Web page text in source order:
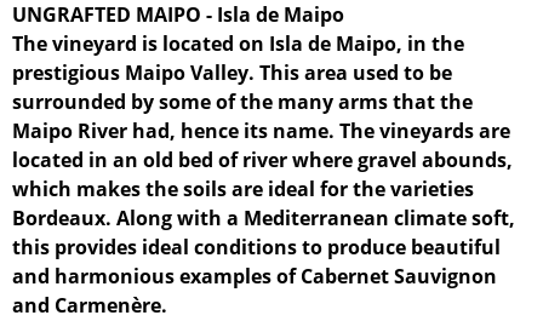
UNGRAFTED MAIPO - Isla de Maipo
The vineyard is located on Isla de Maipo, in the
prestigious Maipo Valley. This area used to be
surrounded by some of the many arms that the
Maipo River had, hence its name. The vineyards are
located in an old bed of river where gravel abounds,
which makes the soils are ideal for the varieties
Bordeaux. Along with a Mediterranean climate soft,
this provides ideal conditions to produce beautiful
and harmonious examples of Cabernet Sauvignon
and Carmenère.